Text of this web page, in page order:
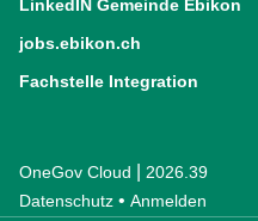
LinkedIN Gemeinde Ebikon
jobs.ebikon.ch
Fachstelle Integration
OneGov Cloud (External Link)
2026.39
Datenschutz (External Link)
Anmelden